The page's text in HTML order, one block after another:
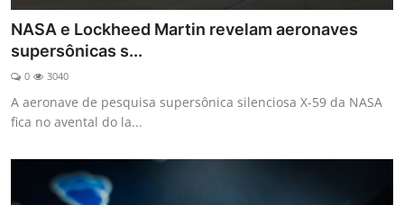
NASA e Lockheed Martin revelam aeronaves
supersônicas s...
0 3040
A aeronave de pesquisa supersônica silenciosa X-59 da NASA
fica no avental do la...